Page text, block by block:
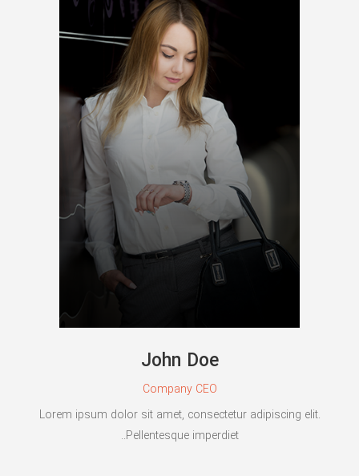
John Doe
Company CEO
Lorem ipsum dolor sit amet, consectetur adipiscing elit.
Pellentesque imperdiet..